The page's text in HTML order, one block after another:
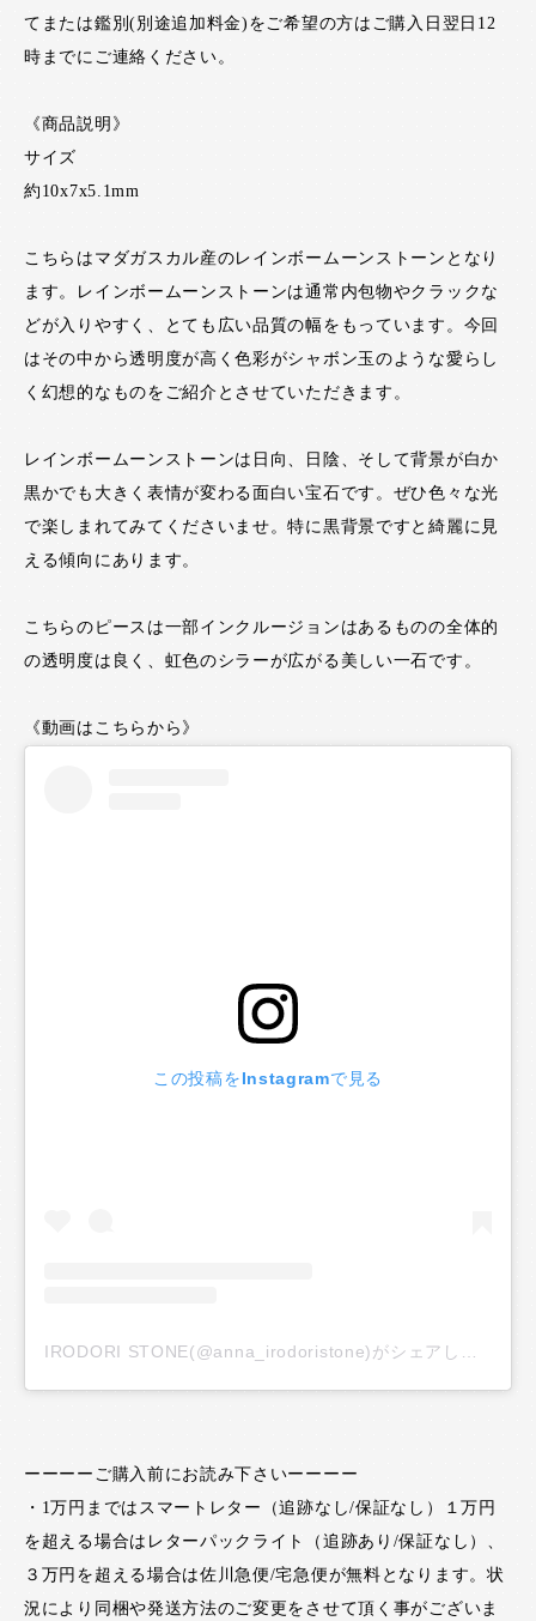
てまたは鑑別(別途追加料金)をご希望の方はご購入日翌日12
時までにご連絡ください。
《商品説明》
サイズ
約10x7x5.1mm
こちらはマダガスカル産のレインボームーンストーンとなり
ます。レインボームーンストーンは通常内包物やクラックな
どが入りやすく、とても広い品質の幅をもっています。今回
はその中から透明度が高く色彩がシャボン玉のような愛らし
く幻想的なものをご紹介とさせていただきます。
レインボームーンストーンは日向、日陰、そして背景が白か
黒かでも大きく表情が変わる面白い宝石です。ぜひ色々な光
で楽しまれてみてくださいませ。特に黒背景ですと綺麗に見
える傾向にあります。
こちらのピースは一部インクルージョンはあるものの全体的
の透明度は良く、虹色のシラーが広がる美しい一石です。
《動画はこちらから》
この投稿をInstagramで見る
ーーーーご購入前にお読み下さいーーーー
・1万円まではスマートレター（追跡なし/保証なし）１万円
を超える場合はレターパックライト（追跡あり/保証なし）、
３万円を超える場合は佐川急便/宅急便が無料となります。状
況により同梱や発送方法のご変更をさせて頂く事がございま